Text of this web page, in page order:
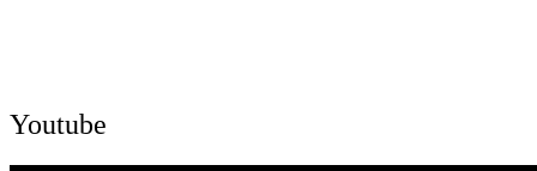
Youtube